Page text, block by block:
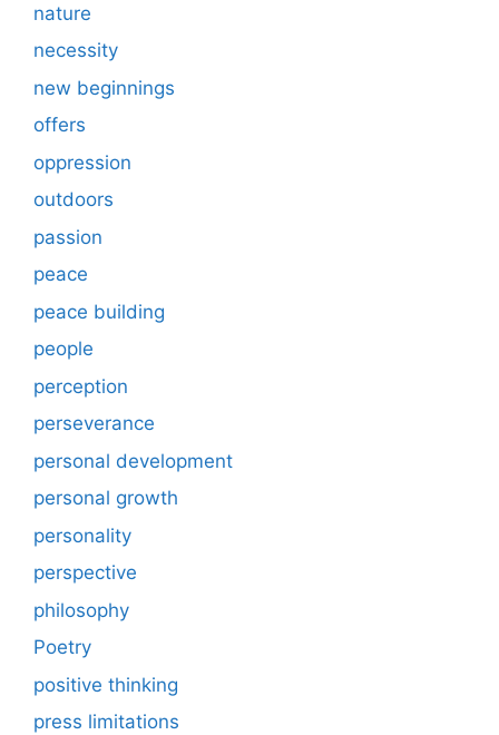
nature
necessity
new beginnings
offers
oppression
outdoors
passion
peace
peace building
people
perception
perseverance
personal development
personal growth
personality
perspective
philosophy
Poetry
positive thinking
press limitations